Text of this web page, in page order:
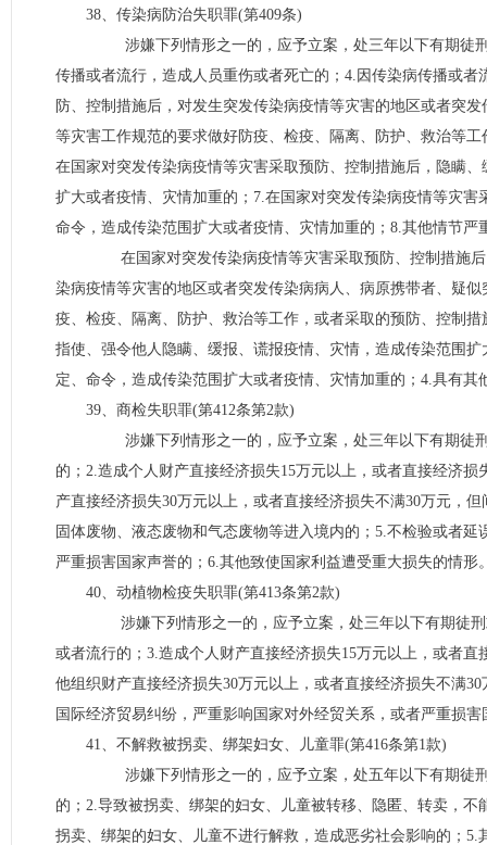
38、传染病防治失职罪(第409条)
涉嫌下列情形之一的，应予立案，处三年以下有期徒刑
传播或者流行，造成人员重伤或者死亡的；4.因传染病传播或
防、控制措施后，对发生突发传染病疫情等灾害的地区或者突
等灾害工作规范的要求做好防疫、检疫、隔离、防护、救治等
在国家对突发传染病疫情等灾害采取预防、控制措施后，隐瞒
扩大或者疫情、灾情加重的；7.在国家对突发传染病疫情等灾
命令，造成传染范围扩大或者疫情、灾情加重的；8.其他情节严
在国家对突发传染病疫情等灾害采取预防、控制措施后
染病疫情等灾害的地区或者突发传染病病人、病原携带者、疑
疫、检疫、隔离、防护、救治等工作，或者采取的预防、控制
指使、强令他人隐瞒、缓报、谎报疫情、灾情，造成传染范围
定、命令，造成传染范围扩大或者疫情、灾情加重的；4.具有其
39、商检失职罪(第412条第2款)
涉嫌下列情形之一的，应予立案，处三年以下有期徒刑
的；2.造成个人财产直接经济损失15万元以上，或者直接经济
产直接经济损失30万元以上，或者直接经济损失不满30万元，
固体废物、液态废物和气态废物等进入境内的；5.不检验或者
严重损害国家声誉的；6.其他致使国家利益遭受重大损失的情形
40、动植物检疫失职罪(第413条第2款)
涉嫌下列情形之一的，应予立案，处三年以下有期徒刑
或者流行的；3.造成个人财产直接经济损失15万元以上，或者
他组织财产直接经济损失30万元以上，或者直接经济损失不满
国际经济贸易纠纷，严重影响国家对外经贸关系，或者严重损
41、不解救被拐卖、绑架妇女、儿童罪(第416条第1款)
涉嫌下列情形之一的，应予立案，处五年以下有期徒刑
的；2.导致被拐卖、绑架的妇女、儿童被转移、隐匿、转卖，
拐卖、绑架的妇女、儿童不进行解救，造成恶劣社会影响的；5.